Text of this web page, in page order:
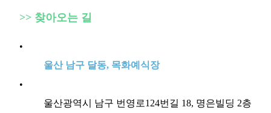
>> 찾아오는 길
•
울산 남구 달동, 목화예식장
•
울산광역시 남구 번영로124번길 18, 명은빌딩 2층